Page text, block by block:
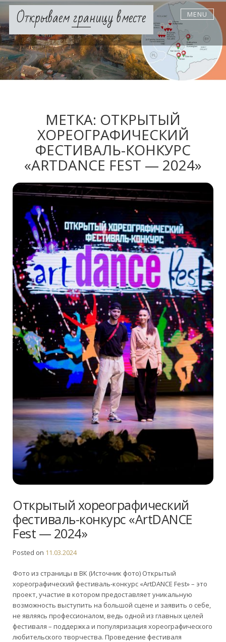
Skip
contentОткрываем границу вместе MENU
МЕТКА: ОТКРЫТЫЙ
ХОРЕОГРАФИЧЕСКИЙ
ФЕСТИВАЛЬ-КОНКУРС
«ARTDANCE FEST — 2024»
Открытый хореографический
фестиваль-конкурс «ArtDANCE
Fest — 2024»
Posted on 11.03.2024
Фото из страницы в ВК (Источник фото) Открытый
хореографический фестиваль-конкурс «ArtDANCE Fest» – это
проект, участие в котором предоставляет уникальную
возможность выступить на большой сцене и заявить о себе,
не являясь профессионалом, ведь одной из главных целей
фестиваля – поддержка и популяризация хореографического
любительского творчества. Проведение фестиваля